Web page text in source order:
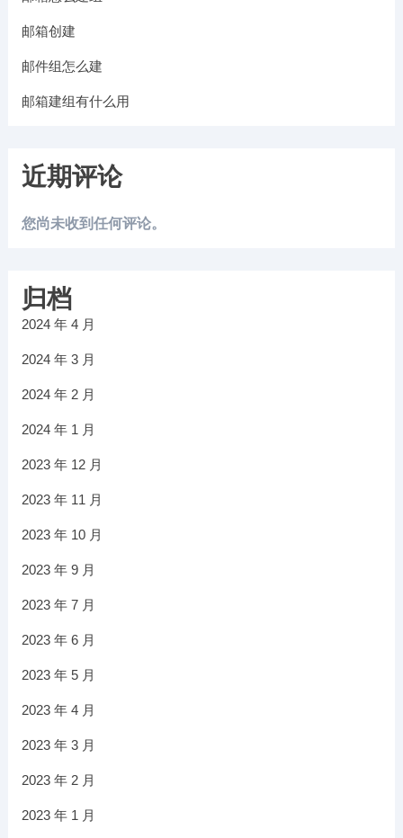
邮箱创建
邮件组怎么建
邮箱建组有什么用
近期评论
您尚未收到任何评论。
归档
2024 年 4 月
2024 年 3 月
2024 年 2 月
2024 年 1 月
2023 年 12 月
2023 年 11 月
2023 年 10 月
2023 年 9 月
2023 年 7 月
2023 年 6 月
2023 年 5 月
2023 年 4 月
2023 年 3 月
2023 年 2 月
2023 年 1 月